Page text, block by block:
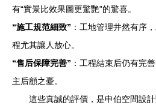
有“實景比效果圖更驚艷”的驚喜。
“施工規范細致” ：工地管理井然有序
程尤其讓人放心。
“售后保障完善” ：工程結束后仍有完
主后顧之憂。
這些真誠的評價，是申伯空間設